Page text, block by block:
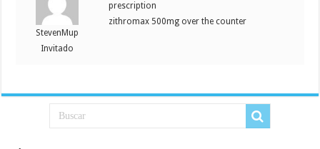
StevenMup
Invitado
prescription
zithromax 500mg over the counter